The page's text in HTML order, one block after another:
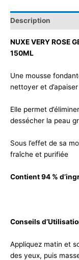
Description
NUXE VERY ROSE
150ML
Une mousse
nettoyer et
Elle permet
dessécher la peau
Sous l’effet de sa
fraîche et purifiée
Contient 94 %
Conseils
Appliquez matin et
des yeux, puis